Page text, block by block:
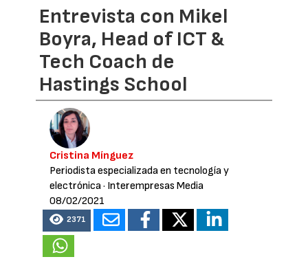
Entrevista con Mikel
Boyra, Head of ICT &
Tech Coach de
Hastings School
Cristina Mínguez
Periodista especializada en tecnología y
electrónica· Interempresas Media
08/02/2021
2371